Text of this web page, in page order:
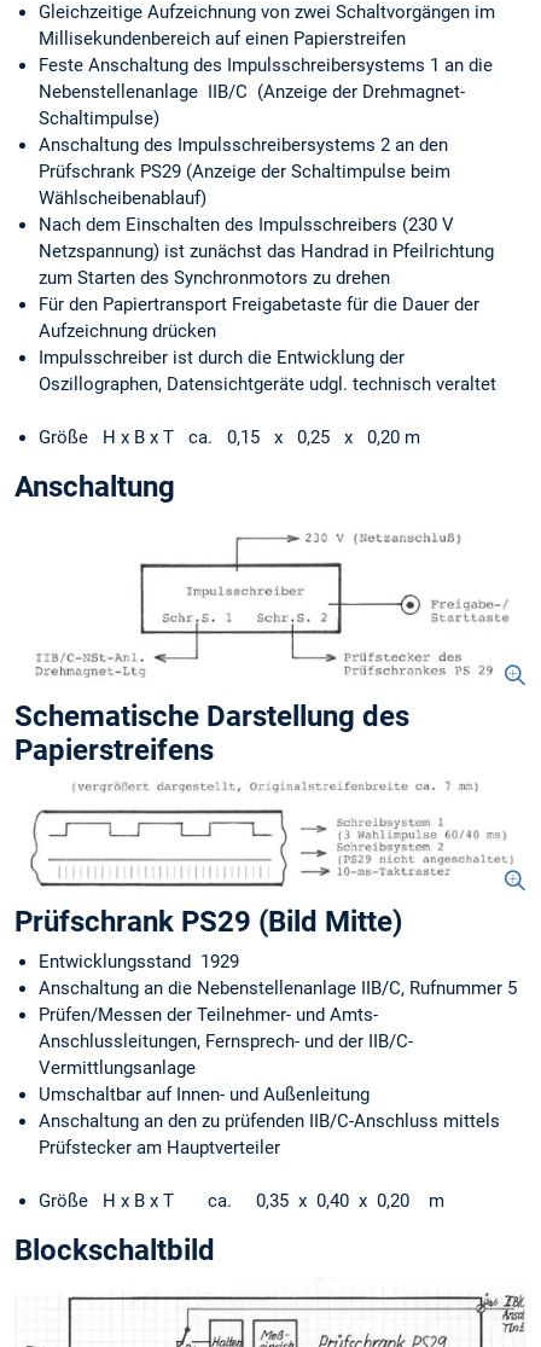
Gleichzeitige Aufzeichnung von zwei Schaltvorgängen im
Millisekundenbereich auf einen Papierstreifen
Feste Anschaltung des Impulsschreibersystems 1 an die
Nebenstellenanlage IIB/C (Anzeige der Drehmagnet-
Schaltimpulse)
Anschaltung des Impulsschreibersystems 2 an den
Prüfschrank PS29 (Anzeige der Schaltimpulse beim
Wählscheibenablauf)
Nach dem Einschalten des Impulsschreibers (230 V
Netzspannung) ist zunächst das Handrad in Pfeilrichtung
zum Starten des Synchronmotors zu drehen
Für den Papiertransport Freigabetaste für die Dauer der
Aufzeichnung drücken
Impulsschreiber ist durch die Entwicklung der
Oszillographen, Datensichtgeräte udgl. technisch veraltet
Größe H x B x T ca. 0,15 x 0,25 x 0,20 m
Anschaltung
Schematische Darstellung des
Papierstreifens
Prüfschrank PS29 (Bild Mitte)
Entwicklungsstand 1929
Anschaltung an die Nebenstellenanlage IIB/C, Rufnummer 5
Prüfen/Messen der Teilnehmer- und Amts-
Anschlussleitungen, Fernsprech- und der IIB/C-
Vermittlungsanlage
Umschaltbar auf Innen- und Außenleitung
Anschaltung an den zu prüfenden IIB/C-Anschluss mittels
Prüfstecker am Hauptverteiler
Größe H x B x T ca. 0,35 x 0,40 x 0,20 m
Blockschaltbild